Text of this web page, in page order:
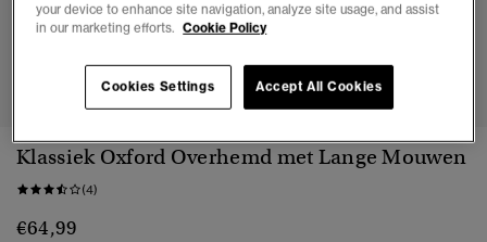
1 2 3 4 5
Klassiek Oxford Overhemd met Lange Mouwen
(4)
€64,99
your device to enhance site navigation, analyze site usage, and assist
in our marketing efforts. Cookie Policy
Cookies Settings Accept All Cookies